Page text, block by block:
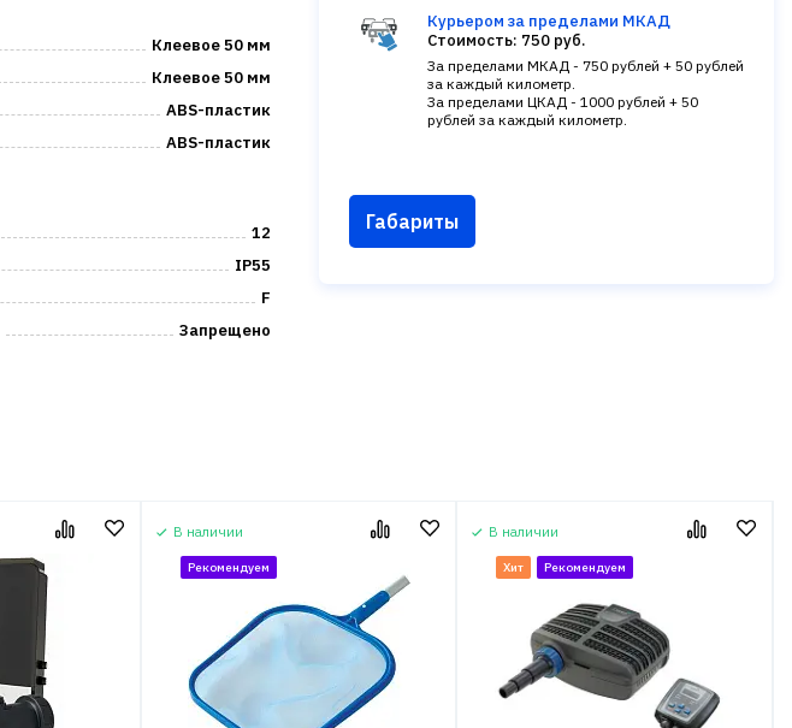
Клеевое 50 мм
Клеевое 50 мм
ABS-пластик
ABS-пластик
12
IP55
F
Запрещено
Курьером за пределами МКАД
Стоимость: 750 руб.
За пределами МКАД - 750 рублей + 50 рублей
за каждый километр.
За пределами ЦКАД - 1000 рублей + 50
рублей за каждый километр.
Габариты
В наличии
Рекомендуем
В наличии
Хит Рекомендуем